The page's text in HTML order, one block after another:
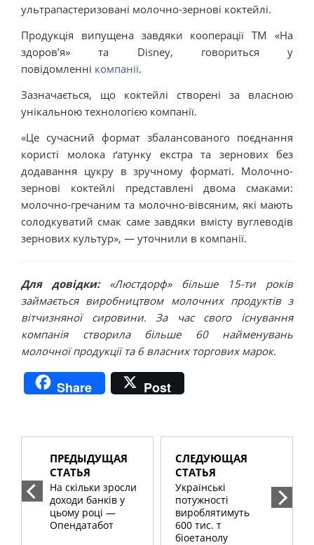
ультрапастеризовані молочно-зернові коктейлі.
Продукція випущена завдяки кооперації ТМ «На
здоров’я» та Disney, говориться у
повідомленні компанії.
Зазначається, що коктейлі створені за власною
унікальною технологією компанії.
«Це сучасний формат збалансованого поєднання
користі молока ґатунку екстра та зернових без
додавання цукру в зручному форматі. Молочно-
зернові коктейлі представлені двома смаками:
молочно-гречаним та молочно-вівсяним, які мають
солодкуватий смак саме завдяки вмісту вуглеводів
зернових культур», — уточнили в компанії.
Для довідки:«Люстдорф» більше 15-ти років
займається виробництвом молочних продуктів з
вітчизняної сировини. За час свого існування
компанія створила більше 60 найменувань
молочної продукції та 6 власних торгових марок.
Share Post
ПРЕДЫДУЩАЯ
СТАТЬЯ
На скільки зросли
доходи банків у
цьому році —
Опендатабот
СЛЕДУЮЩАЯ
СТАТЬЯ
Українські
потужності
вироблятимуть
600 тис. т
біоетанолу